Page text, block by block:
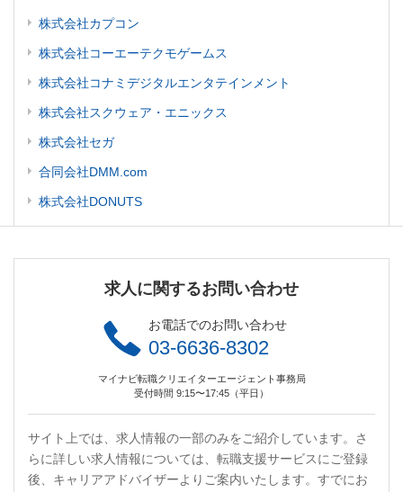
株式会社カプコン
株式会社コーエーテクモゲームス
株式会社コナミデジタルエンタテインメント
株式会社スクウェア・エニックス
株式会社セガ
合同会社DMM.com
株式会社DONUTS
求人に関するお問い合わせ
お電話でのお問い合わせ
03-6636-8302
マイナビ転職クリエイターエージェント事務局
受付時間 9:15〜17:45（平日）
サイト上では、求人情報の一部のみをご紹介しています。さ
らに詳しい求人情報については、転職支援サービスにご登録
後、キャリアアドバイザーよりご案内いたします。すでにお